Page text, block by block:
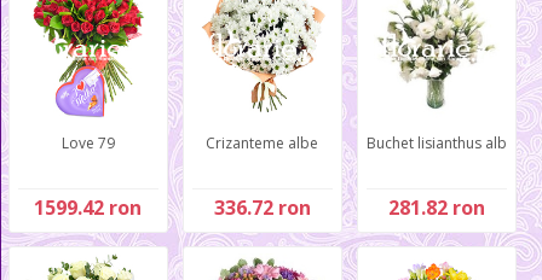
Love 79
1599.42 ron
Crizanteme albe
336.72 ron
Buchet lisianthus alb
281.82 ron